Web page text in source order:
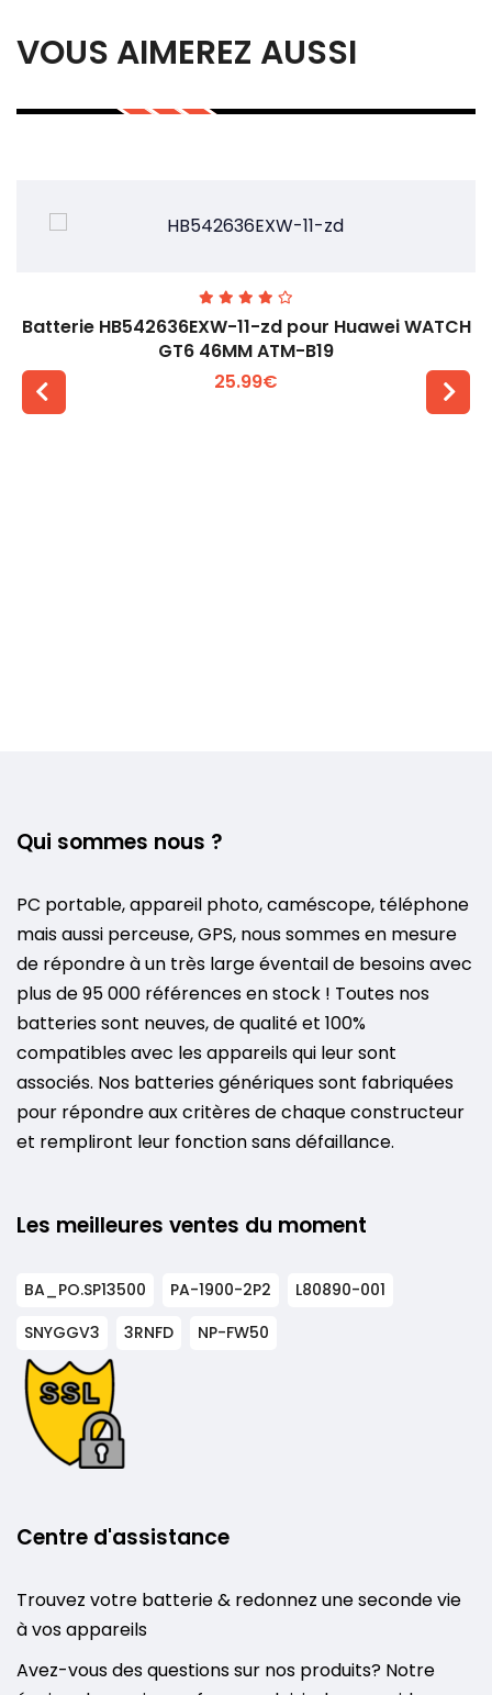
VOUS AIMEREZ AUSSI
Batterie HB542636EXW-11-zd pour Huawei WATCH
GT6 46MM ATM-B19
25.99€
Qui sommes nous ?
PC portable, appareil photo, caméscope, téléphone
mais aussi perceuse, GPS, nous sommes en mesure
de répondre à un très large éventail de besoins avec
plus de 95 000 références en stock ! Toutes nos
batteries sont neuves, de qualité et 100%
compatibles avec les appareils qui leur sont
associés. Nos batteries génériques sont fabriquées
pour répondre aux critères de chaque constructeur
et rempliront leur fonction sans défaillance.
Les meilleures ventes du moment
BA_PO.SP13500 PA-1900-2P2
L80890-001
SNYGGV3
3RNFD NP-FW50
Centre d'assistance
Trouvez votre batterie & redonnez une seconde vie
à vos appareils
Avez-vous des questions sur nos produits? Notre